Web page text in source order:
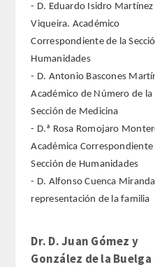
- D. Eduardo Isidro Martínez
Viqueira. Académico
Correspondiente de la
Humanidades
- D. Antonio Bascones
Académico de Número de la
Sección de Medicina
- D.ª Rosa Romojaro
Académica Correspondiente
Sección de Humanidades
- D. Alfonso Cuenca
representación de la familia
Dr. D. Juan Gómez y
González de la Buelga